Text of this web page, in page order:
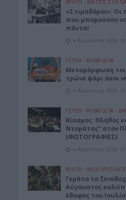
ΚΡΗΤΗ • ΜΑΤΙΕΣ ΣΤΟ
«Στιμαδόροι»: Οι
που μπορούσαν
πάντα!
6 Αυγούστου 2026
ΓΕΎΣΗ - ΨΥΧΑΓΩΓΊΑ
Μεταμόρφωση
τρώνε ψάρι όσοι
6 Αυγούστου 2026
ΓΕΎΣΗ - ΨΥΧΑΓΩΓΊΑ •
Κίσαμος: Πλήθος
Ντομάτας” στον
(ΦΩΤΟΓΡΑΦΙΕΣ)
6 Αυγούστου 2026
ΚΡΗΤΗ • ΝΕΟΙ
Γεμάτα τα
Αύγουστος
έδαφος του